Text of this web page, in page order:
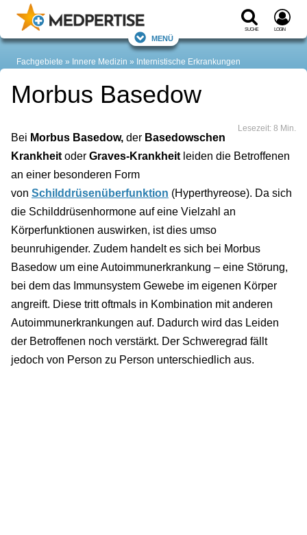
Suche Login
Menü
Fachgebiete Innere Medizin Internistische Erkrankungen
Morbus Basedow
Lesezeit: 8 Min.
Bei Morbus Basedow, der Basedowschen
Krankheit oder Graves-Krankheit leiden die Betroffenen
an einer besonderen Form
von Schilddrüsenüberfunktion (Hyperthyreose). Da sich
die Schilddrüsenhormone auf eine Vielzahl an
Körperfunktionen auswirken, ist dies umso
beunruhigender. Zudem handelt es sich bei Morbus
Basedow um eine Autoimmunerkrankung – eine Störung,
bei dem das Immunsystem Gewebe im eigenen Körper
angreift. Diese tritt oftmals in Kombination mit anderen
Autoimmunerkrankungen auf. Dadurch wird das Leiden
der Betroffenen noch verstärkt. Der Schweregrad fällt
jedoch von Person zu Person unterschiedlich aus.